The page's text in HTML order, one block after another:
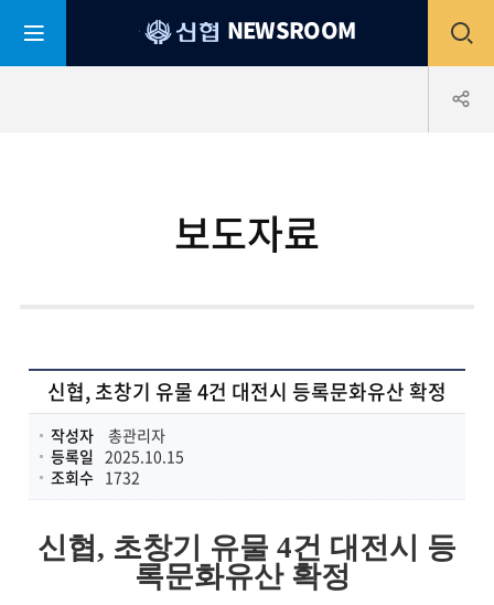
평
생
어
NEWSROOM
기
보도자료
신협, 초창기 유물 4건 대전시 등록문화유산 확정
작성자
총관리자
등록일 2025.10.15
조회수 1732
신협, 초창기 유물 4건 대전시 등
록문화유산 확정